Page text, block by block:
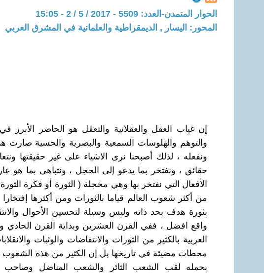
الحوار المتمدن-العدد: 5509 - 2017 / 5 / 2 - 15:05
المحور: اليسار , الديمقراطية والعلمانية في المشرق العربي
إن غياب العقل والعقلانية والتعقل هو الحاضر الأبرز في
والتوهم والهلوسات السمعية والبصرية والحسية صارت
ونفعله ، لذلك أصبحنا نرى الاشياء على غير حقيقتها
حقائق ، ونفتخر بما يدعو إلى الخجل ، ونتباهى بما هو
الأفعال التي نفتخر بها وهي مخجلة ( الثورة أو فكرة
من أكثر شعوب العالم قياما بالثورات ومن أكثرها إفتخارا
بثورة هدف بحد ذاته وليس وسيلة لتحسين الأحوال
واقع افضل ، ففي القرن العشرين وبداية القرن
العربية بالكثير من الثورات والانتفاضات والوثبات
محطات مضيئة في تاريخها بل إن الكثير من هذه الشعوب
بحمله لقب الشعب الثائر والشعب المناضل وصاحب